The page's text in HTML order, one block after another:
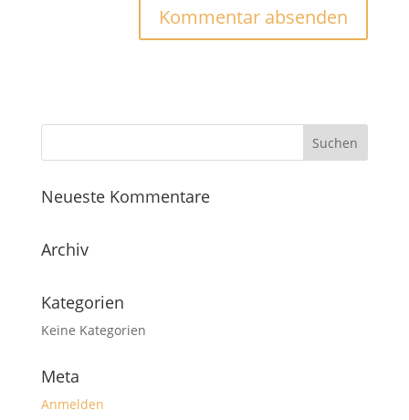
Neueste Kommentare
Archiv
Kategorien
Keine Kategorien
Meta
Anmelden